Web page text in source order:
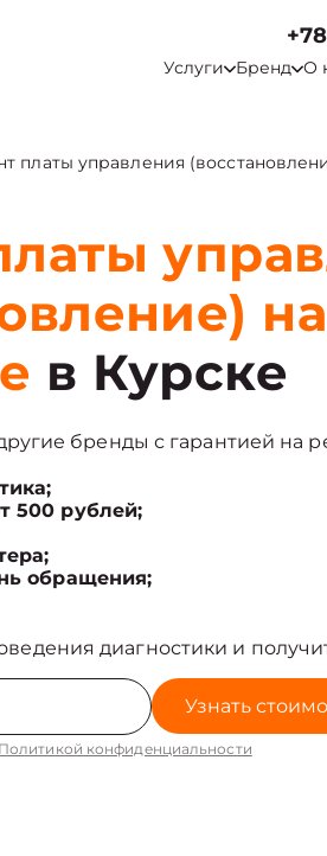
Услуги Бренд О
платы управления
на
в Курске
бренды с гарантией на
500 рублей;
обращения;
диагностики и
Узнать
Политикой конфиденциальности